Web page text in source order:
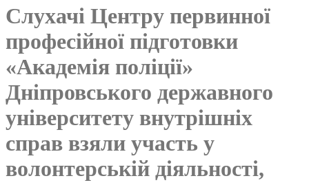
Слухачі Центру первинної
професійної підготовки
«Академія поліції»
Дніпровського державного
університету внутрішніх
справ взяли участь у
волонтерській діяльності,